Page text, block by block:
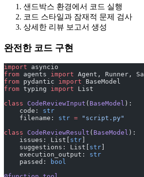
샌드박스 환경에서 코드 실행
코드 스타일과 잠재적 문제 검사
상세한 리뷰 보고서 생성
완전한 코드 구현
import asyncio
from agents import Agent, Runner,
from pydantic import BaseModel
from typing import List
class CodeReviewInput ( BaseModel ):
    code:
str
    filename:
str = "script.py"
class CodeReviewResult ( BaseModel ):
    issues: List[
str
    suggestions: List[
str
    execution_output:
str
    passed:
bool